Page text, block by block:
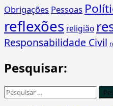
Obrigações Pessoas
reflexões religião
Responsabilidade Civil
Pesquisar:
Pesquisar